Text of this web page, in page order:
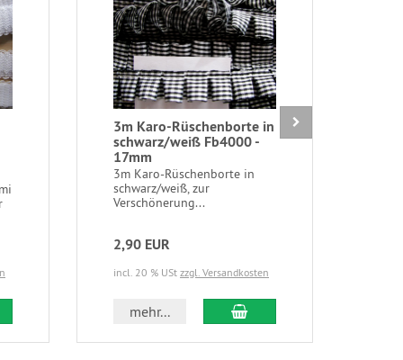
Warenkorb
3m Karo-Rüschenborte in
schwarz/weiß Fb4000 -
17mm
3m Karo-Rüschenborte in
schwarz/weiß, zur
Verschönerung...
2,90 EUR
incl. 20 % USt zzgl. Versandkosten
mehr... In den Warenkorb